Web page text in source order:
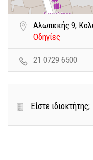
Αλωπεκής 9,
Οδηγίες
21 0729 6500
Είστε ιδιοκτήτης;